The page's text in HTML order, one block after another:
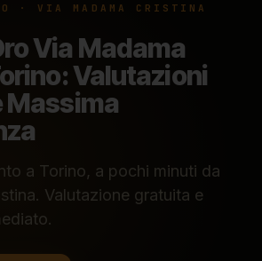
· VIA MADAMA CRISTINA
Via Madama
Valutazioni
Massima
a Torino, a pochi minuti da
Valutazione gratuita e